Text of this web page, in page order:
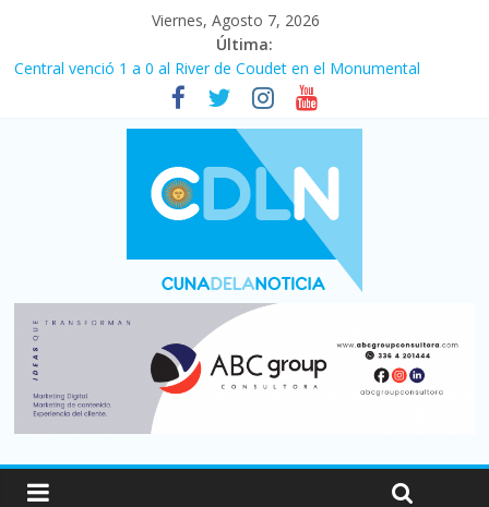
Viernes, Agosto 7, 2026
Última:
Central venció 1 a 0 al River de Coudet en el Monumental
La morosidad alcanzó su nivel más alto en dos décadas y ya
afecta a 400 mil deudores en Santa Fe
Desde que asumió Milei cerraron 41.000 kioscos: el sector
denuncia crisis como en 2001
Vacaciones de invierno con más movimiento y consumo
turístico: 4,6 millones de personas viajaron por el país, un 5,9%
Fuerte caída de la venta de autos usados en julio: bajó un 12,6%